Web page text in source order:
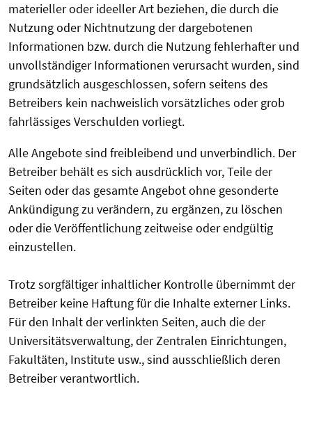
materieller oder ideeller Art beziehen, die durch die
Nutzung oder Nichtnutzung der dargebotenen
Informationen bzw. durch die Nutzung fehlerhafter und
unvollständiger Informationen verursacht wurden, sind
grundsätzlich ausgeschlossen, sofern seitens des
Betreibers kein nachweislich vorsätzliches oder grob
fahrlässiges Verschulden vorliegt.
Alle Angebote sind freibleibend und unverbindlich. Der
Betreiber behält es sich ausdrücklich vor, Teile der
Seiten oder das gesamte Angebot ohne gesonderte
Ankündigung zu verändern, zu ergänzen, zu löschen
oder die Veröffentlichung zeitweise oder endgültig
einzustellen.
Trotz sorgfältiger inhaltlicher Kontrolle übernimmt der
Betreiber keine Haftung für die Inhalte externer Links.
Für den Inhalt der verlinkten Seiten, auch die der
Universitätsverwaltung, der Zentralen Einrichtungen,
Fakultäten, Institute usw., sind ausschließlich deren
Betreiber verantwortlich.